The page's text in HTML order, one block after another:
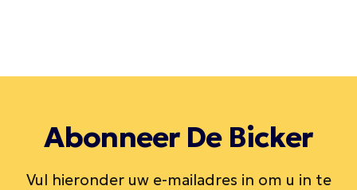
Abonneer De Bicker
Vul hieronder uw e-mailadres in om u in te